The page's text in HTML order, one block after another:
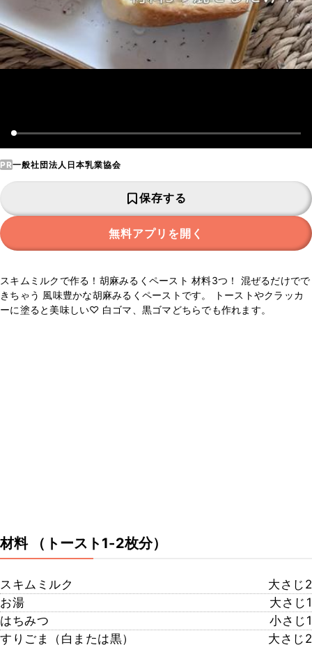
PR一般社団法人日本乳業協会
保存する
無料アプリを開く
スキムミルクで作る！胡麻みるくペースト 材料3つ！ 混ぜるだけでで
きちゃう 風味豊かな胡麻みるくペーストです。 トーストやクラッカ
ーに塗ると美味しい♡ 白ゴマ、黒ゴマどちらでも作れます。
材料 （トースト1-2枚分）
スキムミルク
大さじ2
お湯
大さじ1
はちみつ
小さじ1
すりごま（白または黒）
大さじ2